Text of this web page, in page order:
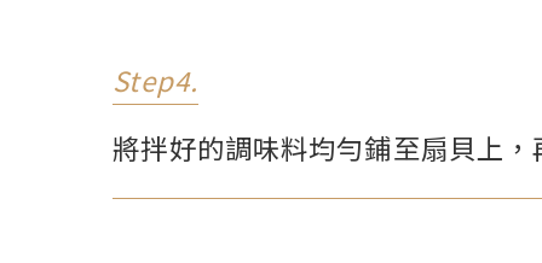
Step4.
將拌好的調味料均勻鋪至扇貝上，